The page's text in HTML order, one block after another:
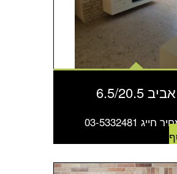
אביב 6.5/20.5
03-5332481